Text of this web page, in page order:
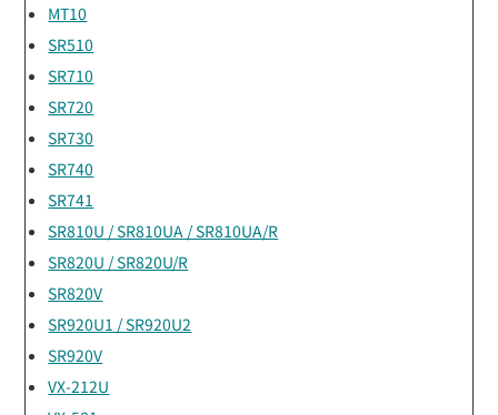
MT10
SR510
SR710
SR720
SR730
SR740
SR741
SR810U / SR810UA / SR810UA/R
SR820U / SR820U/R
SR820V
SR920U1 / SR920U2
SR920V
VX-212U